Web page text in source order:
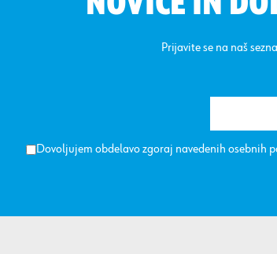
Prijavite se na naš
Dovoljujem obdelavo zgoraj navedenih osebnih